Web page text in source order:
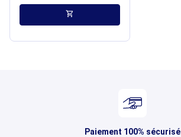
shopping_cart
Paiement 100% sécurisé